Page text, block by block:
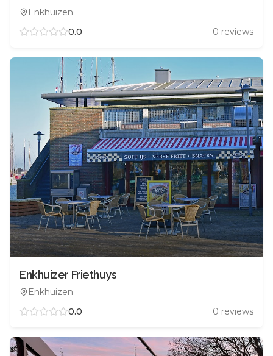
Enkhuizen
0.0
0 reviews
Enkhuizer Friethuys
Enkhuizen
0.0
0 reviews